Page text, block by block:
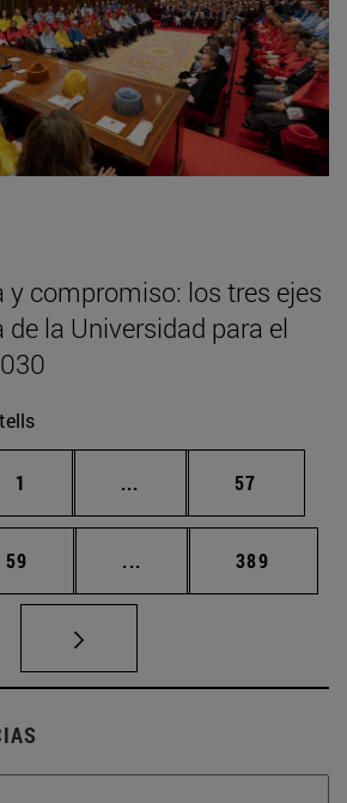
y compromiso: los tres ejes
la Universidad para el
Página
1 ... Páginas intermedias
Página
57
Página
59 ... Páginas intermedias
Página
389